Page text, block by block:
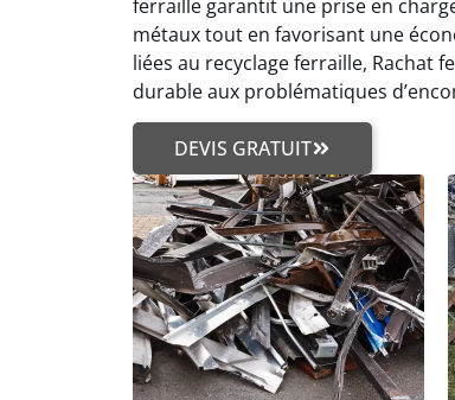
ferraille garantit une prise en
métaux tout en favorisant une
liées au recyclage ferraille, Rachat
durable aux problématiques
DEVIS GRATUIT